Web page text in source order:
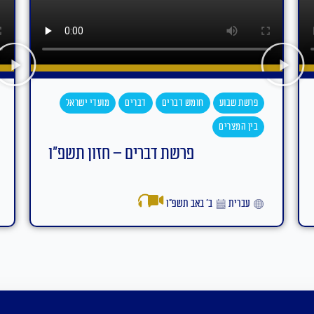
פרשת שבוע חומש דברים דברים
מועדי ישראל
בין המצרים
פרשת דברים – חזון תשפ"ו
עברית ב׳ באב תשפ״ו